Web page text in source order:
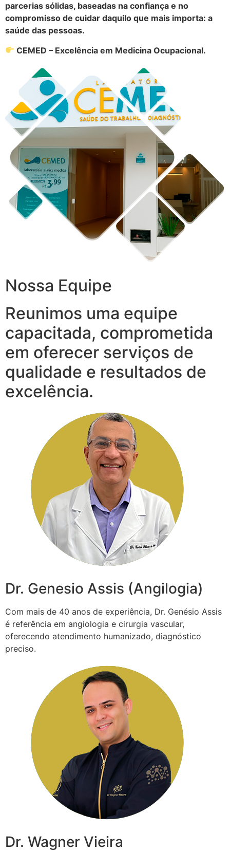
parcerias sólidas, baseadas na confiança e no
compromisso de cuidar daquilo que mais importa: a
saúde das pessoas.
CEMED – Excelência em Medicina Ocupacional.
Nossa Equipe
Reunimos uma equipe
capacitada, comprometida
em oferecer serviços de
qualidade e resultados de
excelência.
Dr. Genesio Assis (Angilogia)
Com mais de 40 anos de experiência, Dr. Genésio Assis
é referência em angiologia e cirurgia vascular,
oferecendo atendimento humanizado, diagnóstico
preciso.
Dr. Wagner Vieira